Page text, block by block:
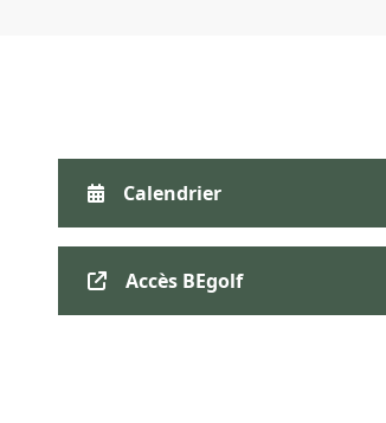
Calendrier
Accès BEgolf